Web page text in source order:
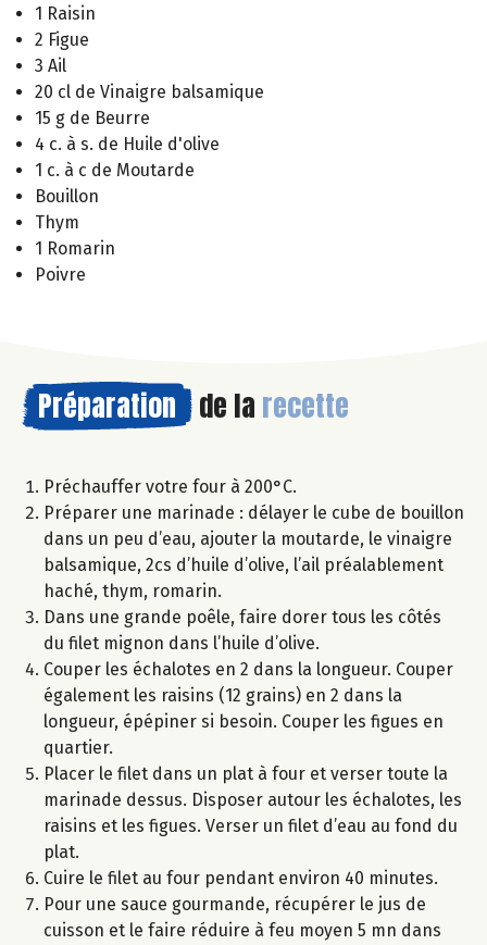
1 Raisin
2 Figue
3 Ail
20 cl de Vinaigre balsamique
15 g de Beurre
4 c. à s. de Huile d'olive
1 c. à c de Moutarde
Bouillon
Thym
1 Romarin
Poivre
Préparation de la recette
Préchauffer votre four à 200°C.
Préparer une marinade : délayer le cube de bouillon
dans un peu d’eau, ajouter la moutarde, le vinaigre
balsamique, 2cs d’huile d’olive, l’ail préalablement
haché, thym, romarin.
Dans une grande poêle, faire dorer tous les côtés
du filet mignon dans l’huile d’olive.
Couper les échalotes en 2 dans la longueur. Couper
également les raisins (12 grains) en 2 dans la
longueur, épépiner si besoin. Couper les figues en
quartier.
Placer le filet dans un plat à four et verser toute la
marinade dessus. Disposer autour les échalotes, les
raisins et les figues. Verser un filet d’eau au fond du
plat.
Cuire le filet au four pendant environ 40 minutes.
Pour une sauce gourmande, récupérer le jus de
cuisson et le faire réduire à feu moyen 5 mn dans